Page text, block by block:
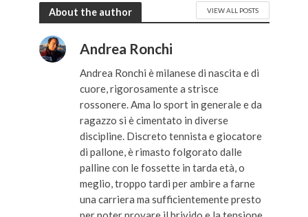
About the author VIEW ALL POSTS
Andrea Ronchi
Andrea Ronchi è milanese di nascita e di
cuore, rigorosamente a strisce
rossonere. Ama lo sport in generale e da
ragazzo si è cimentato in diverse
discipline. Discreto tennista e giocatore
di pallone, è rimasto folgorato dalle
palline con le fossette in tarda età, o
meglio, troppo tardi per ambire a farne
una carriera ma sufficientemente presto